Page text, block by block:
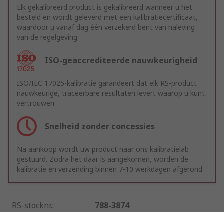
Elk gekalibreerd product is gekalibreerd wanneer u het
besteld en wordt geleverd met een kalibratiecertificaat,
waardoor u vanaf dag één verzekerd bent van naleving
van de regelgeving
ISO-geaccrediteerde nauwkeurigheid
ISO/IEC 17025-kalibratie garandeert dat elk RS-product
nauwkeurige, traceerbare resultaten levert waarop u kunt
vertrouwen
Snelheid zonder concessies
Na aankoop wordt uw product naar ons kalibratielab
gestuurd. Zodra het daar is aangekomen, worden de
kalibratie en verzending binnen 7-10 werkdagen afgerond.
RS-stocknr.: 788-3874